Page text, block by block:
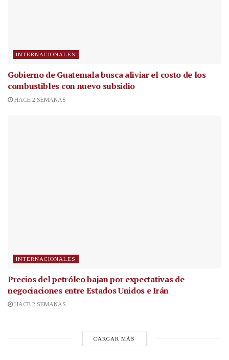
INTERNACIONALES
Gobierno de Guatemala busca aliviar el costo de los
combustibles con nuevo subsidio
HACE 2 SEMANAS
INTERNACIONALES
Precios del petróleo bajan por expectativas de
negociaciones entre Estados Unidos e Irán
HACE 2 SEMANAS
CARGAR MÁS